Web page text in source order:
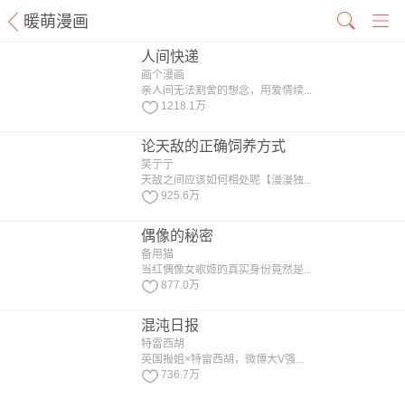
暖萌漫画
人间快递
画个漫画
亲人间无法割舍的想念，用爱情续...
1218.1万
论天敌的正确饲养方式
笑亍亍
天敌之间应该如何相处呢【漫漫独...
925.6万
偶像的秘密
备用猫
当红偶像女歌姬的真实身份竟然是...
877.0万
混沌日报
特雷西胡
英国报姐×特雷西胡，微博大V强...
736.7万